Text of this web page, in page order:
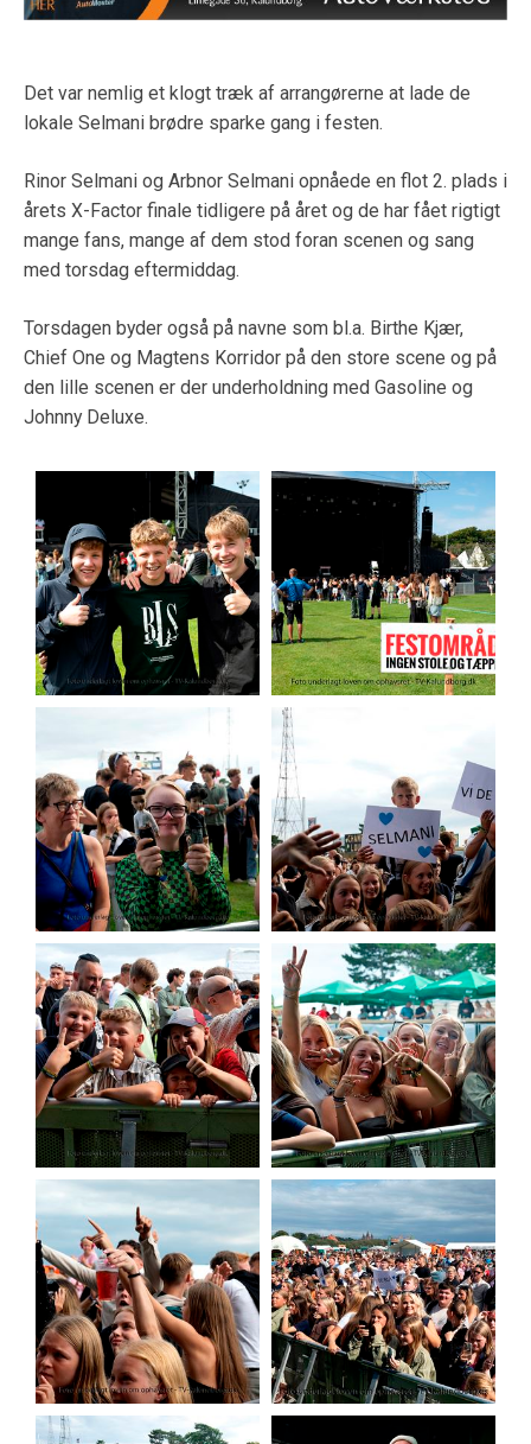
Det var nemlig et klogt træk af arrangørerne at lade de
lokale Selmani brødre sparke gang i festen.
Rinor Selmani og Arbnor Selmani opnåede en flot 2. plads i
årets X-Factor finale tidligere på året og de har fået rigtigt
mange fans, mange af dem stod foran scenen og sang
med torsdag eftermiddag.
Torsdagen byder også på navne som bl.a. Birthe Kjær,
Chief One og Magtens Korridor på den store scene og på
den lille scenen er der underholdning med Gasoline og
Johnny Deluxe.